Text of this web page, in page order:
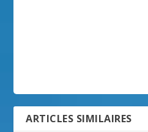
ARTICLES SIMILAIRES